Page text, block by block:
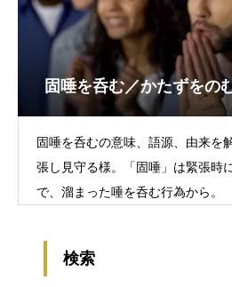
固唾を呑む／かたずをの
固唾を呑むの意味、語源、由来を
張し見守る様。「固唾」は緊張時
で、溜まった唾を呑む行為から。
検索